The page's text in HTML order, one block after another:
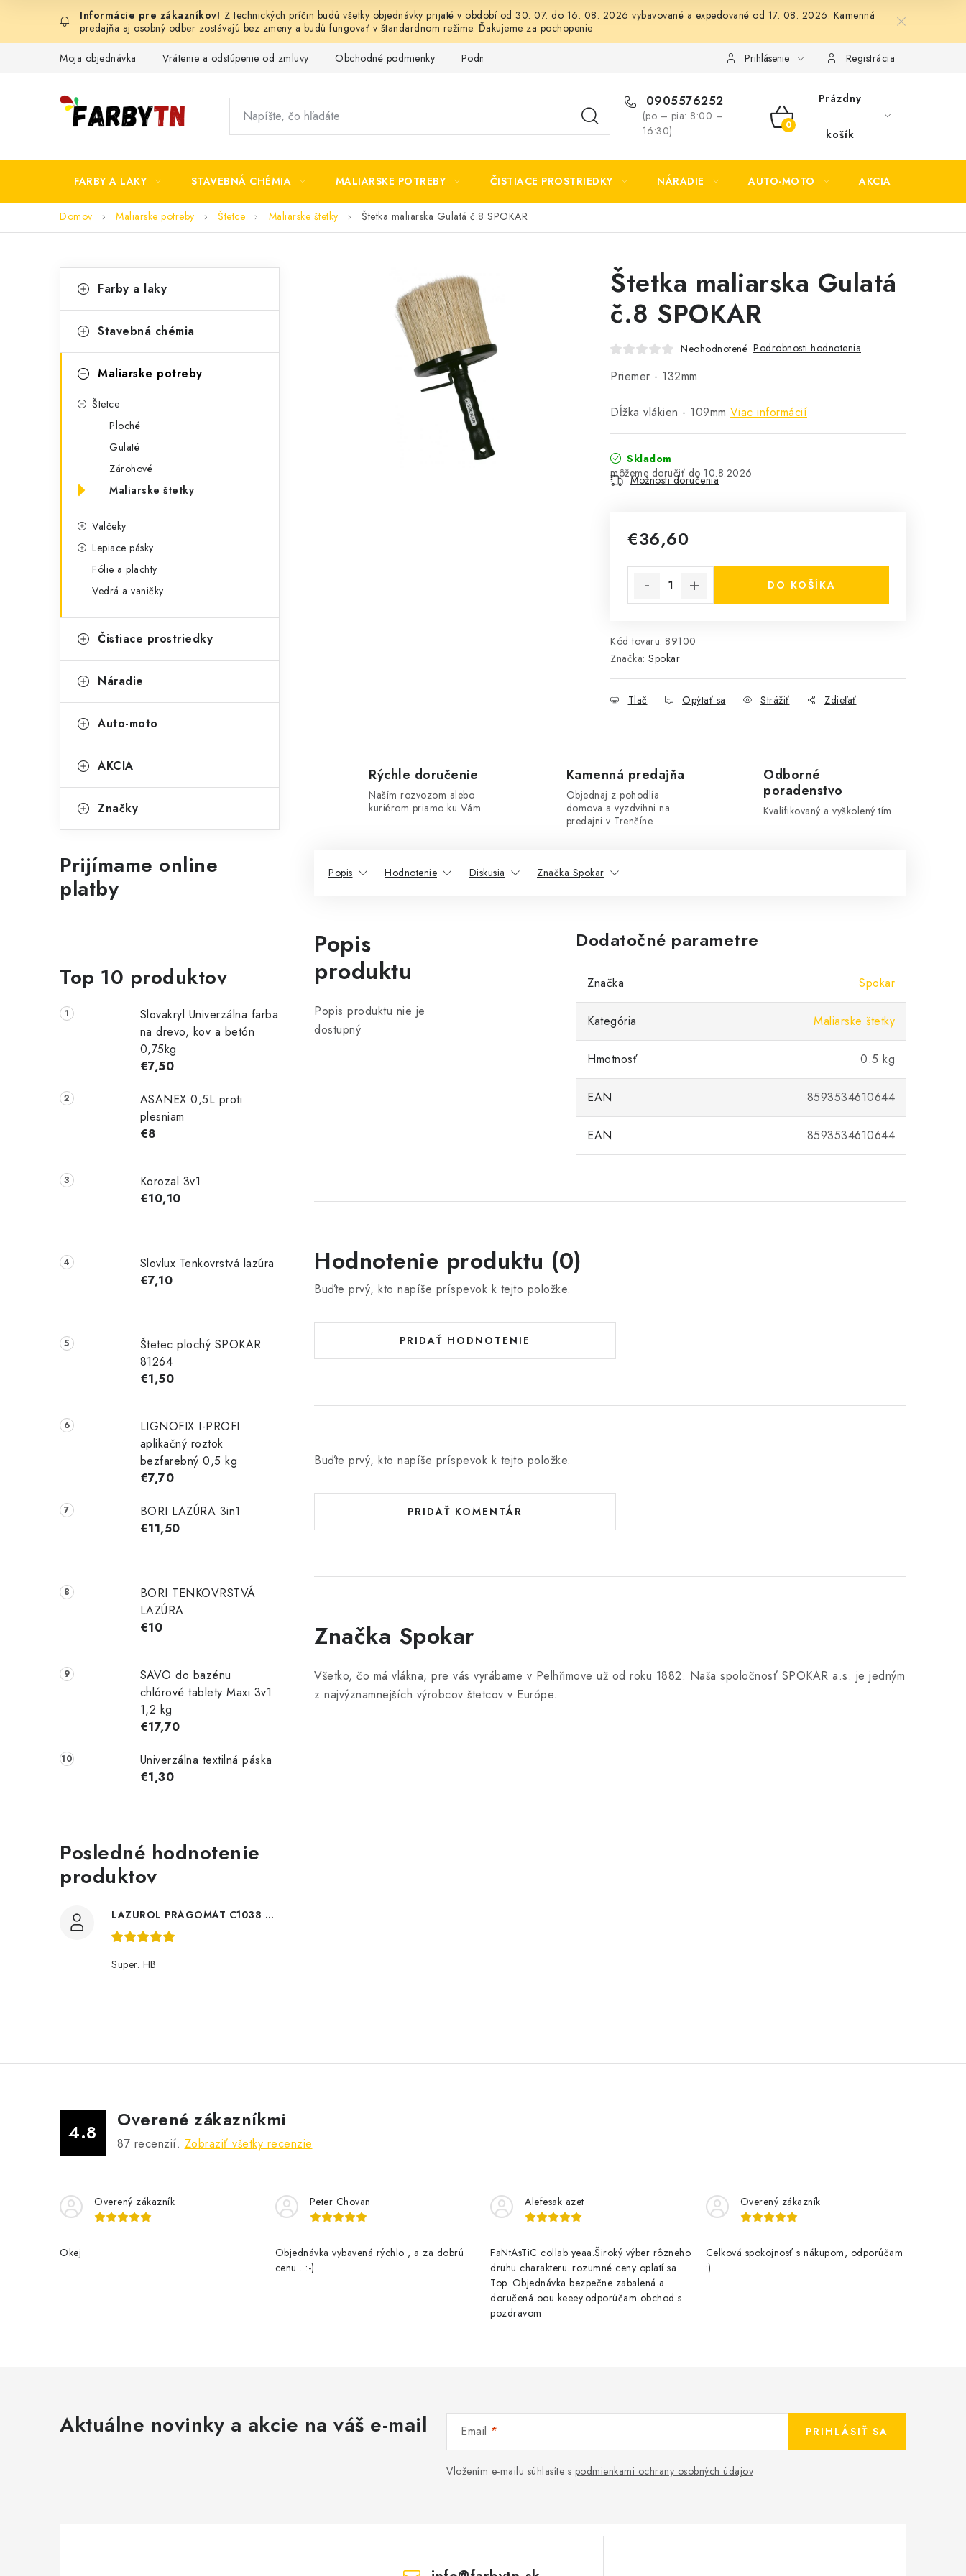
obsah
Z technických príčin budú všetky objednávky prijaté v období od 30. 07. do 16. 08. 2026 vybavované a expedované od 17. 08. 2026. Kamenná
predajňa aj osobný odber zostávajú bez zmeny a budú fungovať v štandardnom režime. Ďakujeme za pochopenie
Moja objednávka Vrátenie a odstúpenie od zmluvy Obchodné podmienky Podmienky ochrany osobných údajov Formulár na odstúpenie od zmluvy Formulár na reklamáciu
Prihlásenie Registrácia
0905576252
(po – pia: 8:00 –
16:30)
NÁKUPNÝ
Prázdny
košík
FARBY A LAKY STAVEBNÁ CHÉMIA MALIARSKE POTREBY ČISTIACE PROSTRIEDKY NÁRADIE AUTO-MOTO AKCIA
Domov Maliarske potreby Štetce Maliarske štetky Štetka maliarska Gulatá č.8 SPOKAR
o
n
kategórie
a
e
Farby a laky
Stavebná chémia
Maliarske potreby
Štetce
Ploché
Gulaté
Zárohové
Maliarske štetky
Valčeky
Lepiace pásky
Fólie a plachty
Vedrá a vaničky
Čistiace prostriedky
Náradie
Auto-moto
AKCIA
Značky
Prijímame online
platby
Top 10 produktov
Slovakryl Univerzálna farba
na drevo, kov a betón
0,75kg
€7,50
ASANEX 0,5L proti
plesniam
€8
Korozal 3v1
€10,10
Slovlux Tenkovrstvá lazúra
€7,10
Štetec plochý SPOKAR
81264
€1,50
LIGNOFIX I-PROFI
aplikačný roztok
bezfarebný 0,5 kg
€7,70
BORI LAZÚRA 3in1
€11,50
BORI TENKOVRSTVÁ
LAZÚRA
€10
SAVO do bazénu
chlórové tablety Maxi 3v1
1,2 kg
€17,70
Univerzálna textilná páska
€1,30
Posledné hodnotenie
produktov
LAZUROL PRAGOMAT C1038 0,75l
Super. HB
Štetka maliarska Gulatá
č.8 SPOKAR
Neohodnotené Podrobnosti hodnotenia
Priemer - 132mm
Dĺžka vlákien - 109mm Viac informácií
Skladom
10.8.2026
Možnosti doručenia
€36,60
DO KOŠÍKA
Kód tovaru: 89100
Značka: Spokar
Tlač Opýtať sa Strážiť Zdieľať
Rýchle doručenie
Naším rozvozom alebo
kuriérom priamo ku Vám
Kamenná predajňa
Objednaj z pohodlia
domova a vyzdvihni na
predajni v Trenčíne
Odborné
poradenstvo
Kvalifikovaný a vyškolený tím
Popis Hodnotenie Diskusia Značka Spokar
Popis
produktu
Popis produktu nie je
dostupný
Dodatočné parametre
Značka Spokar
Kategória Maliarske štetky
Hmotnosť 0.5 kg
EAN 8593534610644
EAN 8593534610644
Hodnotenie produktu (0)
Buďte prvý, kto napíše príspevok k tejto položke.
PRIDAŤ HODNOTENIE
Buďte prvý, kto napíše príspevok k tejto položke.
PRIDAŤ KOMENTÁR
Značka Spokar
Všetko, čo má vlákna, pre vás vyrábame v Pelhřimove už od roku 1882. Naša spoločnosť SPOKAR a.s. je jedným
z najvýznamnejších výrobcov štetcov v Európe.
4.8
Overené zákazníkmi
87 recenzií. Zobraziť všetky recenzie
Overený zákazník
Okej
Peter Chovan
Objednávka vybavená rýchlo , a za dobrú
cenu . :-)
Alefesak azet
FaNtAsTiC collab yeaa.Široký výber rôzneho
druhu charakteru..rozumné ceny oplatí sa
Top. Objednávka bezpečne zabalená a
doručená oou keeey.odporúčam obchod s
pozdravom
Overený zákazník
Celková spokojnosť s nákupom, odporúčam
:)
Aktuálne novinky a akcie na váš e-mail Email
Vložením e-mailu súhlasíte s podmienkami ochrany osobných údajov
PRIHLÁSIŤ SA